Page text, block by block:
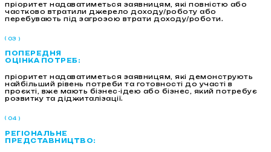
пріоритет надаватиметься заявницям, які повністю або
частково втратили джерело доходу/роботу або
перебувають під загрозою втрати доходу/роботи.
03
ПОПЕРЕДНЯ
ОЦІНКА ПОТРЕБ:
пріоритет надаватиметься заявницям, які демонструють
найбільший рівень потреби та готовності до участі в
проєкті, вже мають бізнес-ідею або бізнес, який потребує
розвитку та діджиталізації.
04
РЕГІОНАЛЬНЕ
ПРЕДСТАВНИЦТВО: